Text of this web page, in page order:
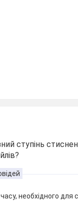
ступінь
необхідного для